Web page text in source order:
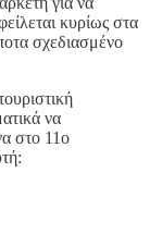
κυρίως στα
σχεδιασμένο
να
στο 11ο